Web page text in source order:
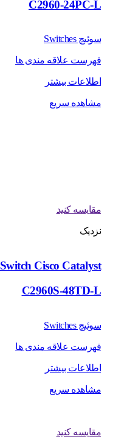
C2960-24PC-L
سوئیچ Switches
فهرست علاقه مندی ها
اطلاعات بیشتر
مشاهده سریع
مقایسه کنید
نزدیک
Switch Cisco Catalyst
C2960S-48TD-L
سوئیچ Switches
فهرست علاقه مندی ها
اطلاعات بیشتر
مشاهده سریع
مقایسه کنید